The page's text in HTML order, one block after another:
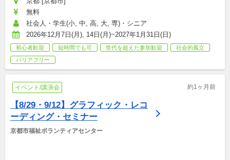
無料
社会人・学生(小, 中, 高, 大, 専)・シニア
2026年12月7日(月), 14日(月)~2027年1月31日(日)
初心者歓迎 短時間でも可 世代を超えた参加歓迎
社会的孤立
バリアフリー
イベント/講演会 約1ヶ月前
【8/29・9/12】グラフィック・レコ
ーディング・セミナー
京都市福祉ボランティアセンター